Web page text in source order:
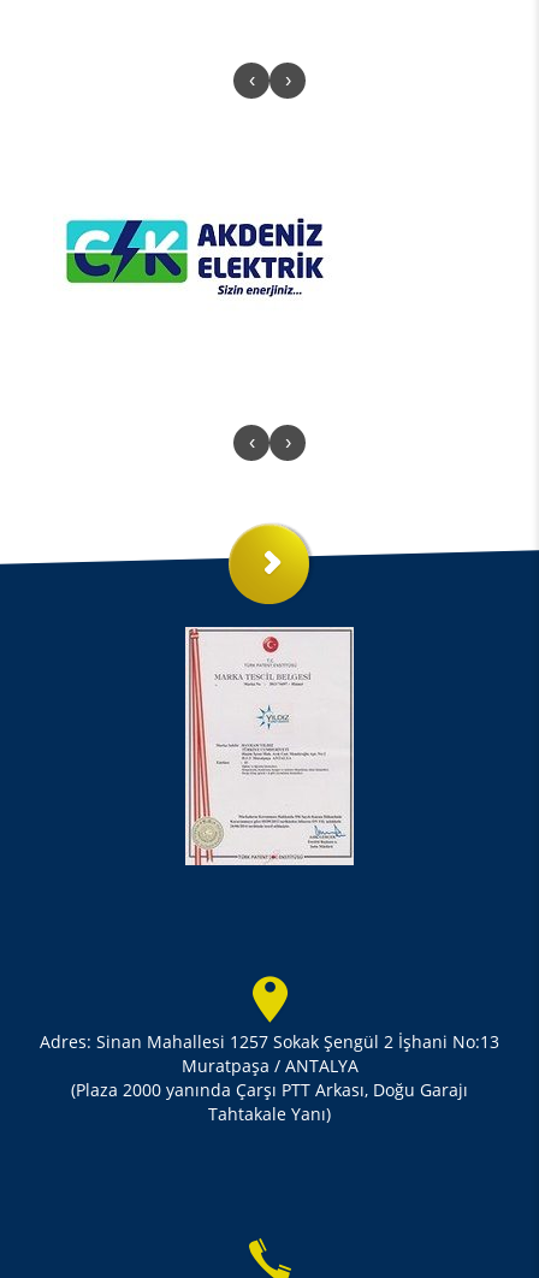
‹ ›
‹ ›
Adres: Sinan Mahallesi 1257 Sokak Şengül 2 İşhani No:13
Muratpaşa / ANTALYA
(Plaza 2000 yanında Çarşı PTT Arkası, Doğu Garajı
Tahtakale Yanı)